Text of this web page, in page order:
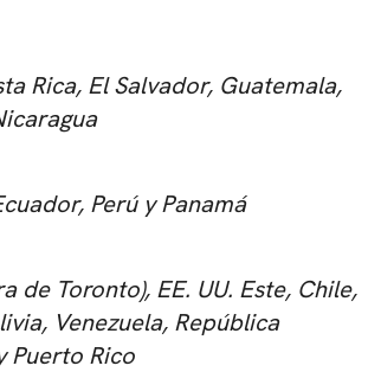
Rica, El Salvador, Guatemala,
Perú y Panamá
de Toronto), EE. UU. Este, Chile,
Venezuela, República
Puerto Rico